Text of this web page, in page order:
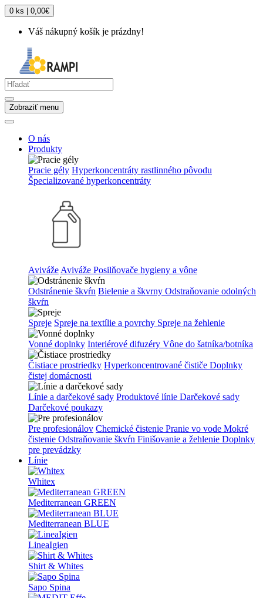
0 ks | 0,00€
Váš nákupný košík je prázdny!
Zobraziť menu
O nás
Produkty
Pracie gély Hyperkoncentráty rastlinného pôvodu
Špecializované hyperkoncentráty
Aviváže Aviváže Posilňovače hygieny a vône
Odstránenie škvŕn Bielenie a škvrny Odstraňovanie odolných
škvŕn
Spreje Spreje na textílie a povrchy Spreje na žehlenie
Vonné doplnky Interiérové difuzéry Vône do šatníka/botníka
Čistiace prostriedky Hyperkoncentrované čističe Doplnky
čistej domácnosti
Línie a darčekové sady Produktové línie Darčekové sady
Darčekové poukazy
Pre profesionálov Chemické čistenie Pranie vo vode Mokré
čistenie Odstraňovanie škvŕn Finišovanie a žehlenie Doplnky
pre prevádzky
Línie
Whitex
Mediterranean GREEN
Mediterranean BLUE
LineaIgien
Shirt & Whites
Sapo Spina